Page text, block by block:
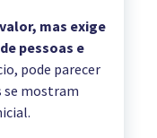
mas exige
pessoas e
pode parecer
se mostram